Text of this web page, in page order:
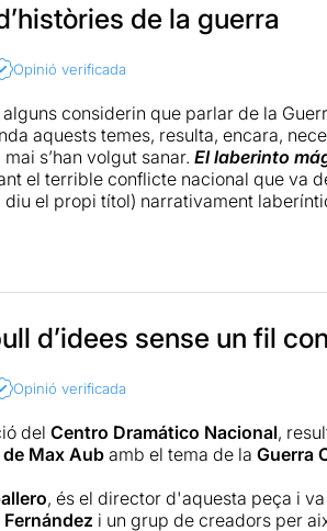
època molt concreta d'Espanya. I
molt reduïda, amb bones
corbs), l'agraïda intervenció de
un moment durant tota la
de la guerra
Opinió verificada
considerin que parlar de la
aquests temes, resulta, encara,
s’han volgut sanar. El laberinto
el terrible conflicte nacional que va
el propi títol) narrativament
humanes. El repartiment fa, en
sota la direcció d’
feixuc. I és que barrejar sis
Més enllà d’aquesta saturació,
interessant i un aprofitament de
certs instants d’una força
d’idees sense un fil
Opinió verificada
del Centro Dramático Nacional,
de Max Aubamb el tema de la Guerra
, és el director d'aquesta peça i
i un grup de creadors per